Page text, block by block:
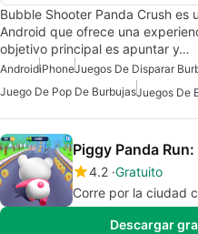
Bubble Shooter Panda Crush
Android que ofrece una
objetivo principal es apuntar y…
AndroidiPhoneJuegos De Disparar
Juego De Pop De BurbujasJuegos De
Piggy Panda Run:
4.2 Gratuito
Corre por la ciudad
Descargar